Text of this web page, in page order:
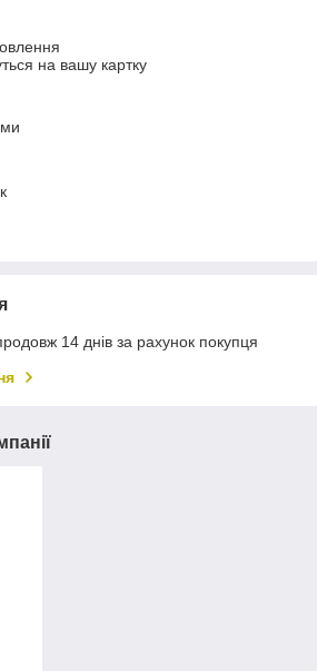
на вашу картку
14 днів за рахунок покупця